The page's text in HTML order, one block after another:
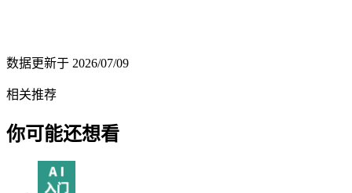
数据更新于 2026/07/09
相关推荐
你可能还想看